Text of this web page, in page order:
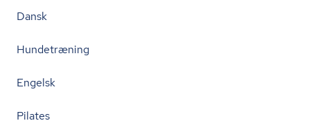
Dansk
Hundetræning
Engelsk
Pilates